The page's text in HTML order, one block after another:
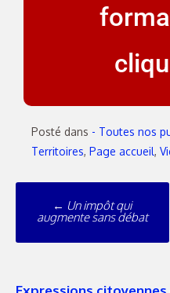
Posté dans - Toutes nos
Territoires, Page accueil,
← Un impôt qui
augmente sans débat